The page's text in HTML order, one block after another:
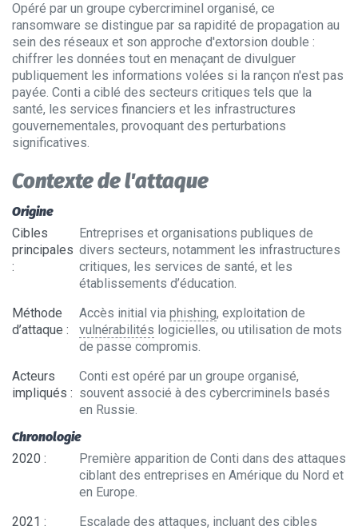
Opéré par un groupe cybercriminel organisé, ce
ransomware se distingue par sa rapidité de propagation au
sein des réseaux et son approche d'extorsion double :
chiffrer les données tout en menaçant de divulguer
publiquement les informations volées si la rançon n'est pas
payée. Conti a ciblé des secteurs critiques tels que la
santé, les services financiers et les infrastructures
gouvernementales, provoquant des perturbations
significatives.
Contexte de l'attaque
Origine
Cibles
principales
:
Entreprises et organisations publiques de
divers secteurs, notamment les infrastructures
critiques, les services de santé, et les
établissements d’éducation.
Méthode
d’attaque :
Accès initial via phishing, exploitation de
vulnérabilités logicielles, ou utilisation de mots
de passe compromis.
Acteurs
impliqués :
Conti est opéré par un groupe organisé,
souvent associé à des cybercriminels basés
en Russie.
Chronologie
2020 :
Première apparition de Conti dans des attaques
ciblant des entreprises en Amérique du Nord et
en Europe.
2021 :
Escalade des attaques, incluant des cibles